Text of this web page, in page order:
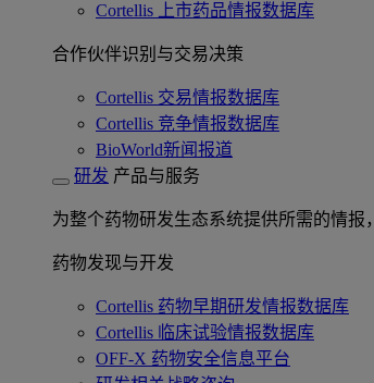
Cortellis 上市药品情报数据库
合作伙伴识别与交易决策
Cortellis 交易情报数据库
Cortellis 竞争情报数据库
BioWorld新闻报道
研发 产品与服务
为整个药物研发生态系统提供所需的情报
药物发现与开发
Cortellis 药物早期研发情报数据库
Cortellis 临床试验情报数据库
OFF-X 药物安全信息平台